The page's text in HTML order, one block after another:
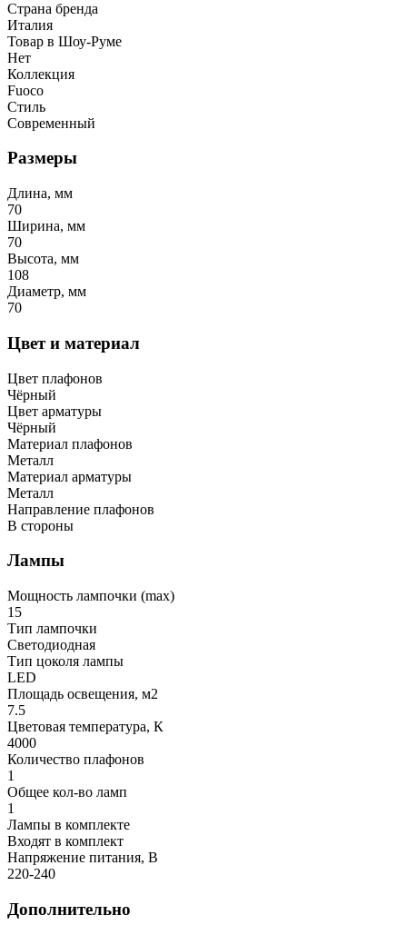
Страна бренда
Италия
Товар в Шоу-Руме
Нет
Коллекция
Fuoco
Стиль
Современный
Размеры
Длина, мм
70
Ширина, мм
70
Высота, мм
108
Диаметр, мм
70
Цвет и материал
Цвет плафонов
Чёрный
Цвет арматуры
Чёрный
Материал плафонов
Металл
Материал арматуры
Металл
Направление плафонов
В стороны
Лампы
Мощность лампочки (max)
15
Тип лампочки
Светодиодная
Тип цоколя лампы
LED
Площадь освещения, м2
7.5
Цветовая температура, К
4000
Количество плафонов
1
Общее кол-во ламп
1
Лампы в комплекте
Входят в комплект
Напряжение питания, В
220-240
Дополнительно